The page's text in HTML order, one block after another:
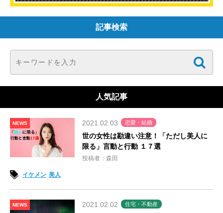
記事検索
人気記事
NEWS 2021.02.03 恋愛・結婚
世の女性は勘違い注意！「ただし美人に
限る」言動と行動 １７選
投稿者：森田
イケメン 美人
NEWS 2021.02.02 住宅・不動産